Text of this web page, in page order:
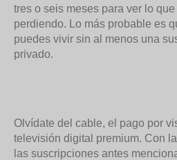
tres o seis meses para ver lo
perdiendo. Lo más probable es
puedes vivir sin al menos una
privado.
Olvídate del cable, el pago por
televisión digital premium. Con
las suscripciones antes